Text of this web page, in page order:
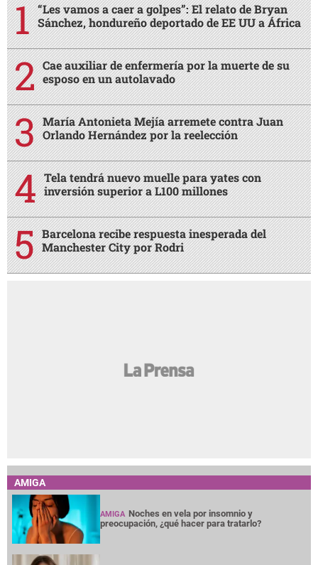
“Les vamos a caer a golpes”: El relato de Bryan
Sánchez, hondureño deportado de EE UU a África
Cae auxiliar de enfermería por la muerte de su
esposo en un autolavado
María Antonieta Mejía arremete contra Juan
Orlando Hernández por la reelección
Tela tendrá nuevo muelle para yates con
inversión superior a L100 millones
Barcelona recibe respuesta inesperada del
Manchester City por Rodri
AMIGA
AMIGA Noches en vela por insomnio y
preocupación, ¿qué hacer para tratarlo?